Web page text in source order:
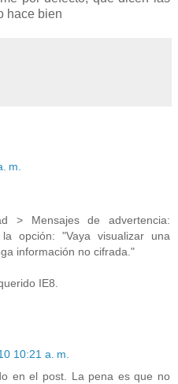
hace bien
m.
> Mensajes de advertencia:
opción: "Vaya visualizar una
información no cifrada."
IE8.
10:21 a. m.
en el post. La pena es que no